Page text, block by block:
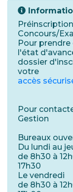
Concours/
Pour
l'état
dossier
votre
accès
Pour
Gestion
Bureaux
Du lundi au
de 8h30 à
17h30
Le vendredi
de 8h30 à